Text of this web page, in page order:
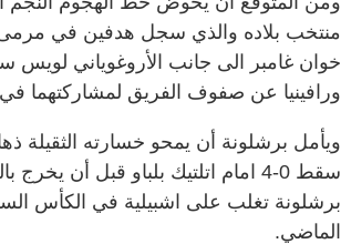
خوان غامبر الى جانب الأروغوياني لويس
ورافينيا عن صفوف الفريق لمشاركتهما
ويأمل برشلونة أن يمحو خسارته الثقيلة
الماضي.